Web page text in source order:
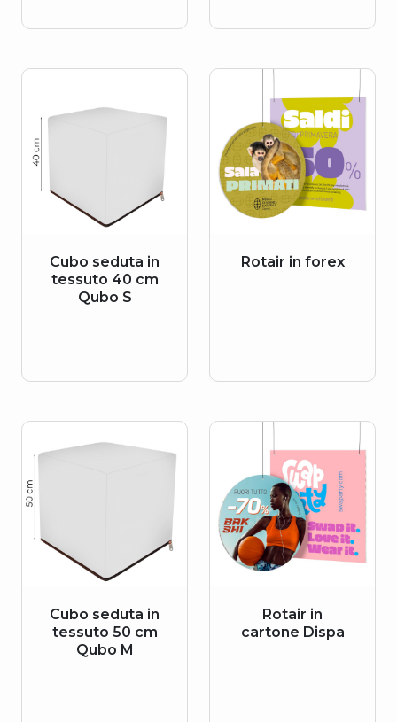
Cubo seduta in
tessuto 40 cm
Qubo S
Rotair in forex
Cubo seduta in
tessuto 50 cm
Qubo M
Rotair in
cartone Dispa